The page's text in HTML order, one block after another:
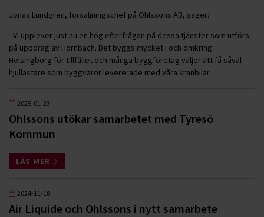
Jonas Lundgren, försäljningschef på Ohlssons AB, säger:
- Vi upplever just nu en hög efterfrågan på dessa tjänster som utförs
på uppdrag av Hornbach. Det byggs mycket i och omkring
Helsingborg för tillfället och många byggföretag väljer att få såväl
hjullastare som byggvaror levererade med våra kranbilar.
2025-01-23
Ohlssons utökar samarbetet med Tyresö
Kommun
LÄS MER
2024-11-18
Air Liquide och Ohlssons i nytt samarbete